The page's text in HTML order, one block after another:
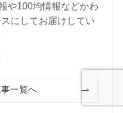
や100均情報などかわ
にしてお届けしてい
一覧へ